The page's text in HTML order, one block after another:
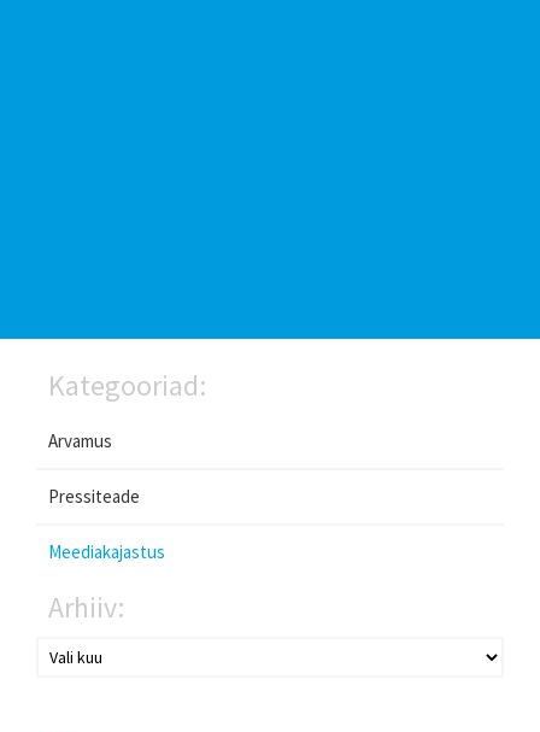
Kategooriad:
Arvamus
Pressiteade
Meediakajastus
Arhiiv: